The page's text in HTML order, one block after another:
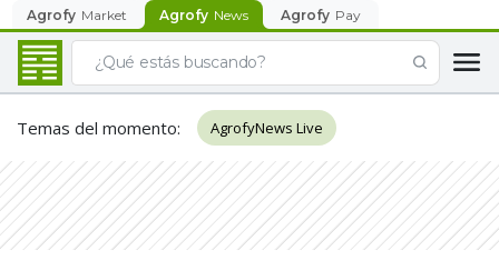
Agrofy Market Agrofy News Agrofy Pay
Temas del momento: AgrofyNews Live